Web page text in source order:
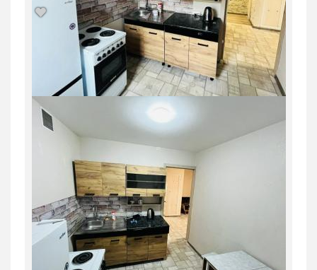
Продажа, жилая, ул. победы,26,
4300000 руб.
Тагил
руб.
2 2/5 50.5 м